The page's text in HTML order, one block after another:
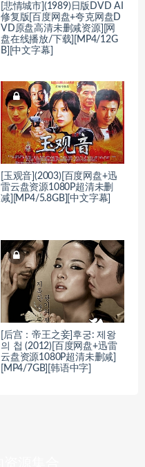
[悲情城市](1989)日版DVD AI
修复版[百度网盘+夸克网盘D
VD原盘高清未删减资源][网
盘在线播放/下载][MP4/12G
B][中文字幕]
[玉观音](2003)[百度网盘+迅
雷云盘资源1080P超清未删
减][MP4/5.8GB][中文字幕]
[后宫：帝王之妾]후궁: 제왕
의 첩 (2012)[百度网盘+迅雷
云盘资源1080P超清未删减]
[MP4/7GB][韩语中字]